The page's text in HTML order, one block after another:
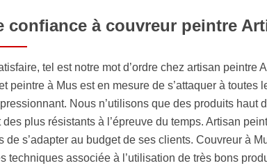
confiance à couvreur peintre
tel est notre mot d’ordre chez artisan peintre
peintre à Mus est en mesure de s’attaquer à toutes
Nous n’utilisons que des produits haut
des plus résistants à l’épreuve du temps. Artisan
de s’adapter au budget de ses clients. Couvreur à
techniques associée à l’utilisation de très bons